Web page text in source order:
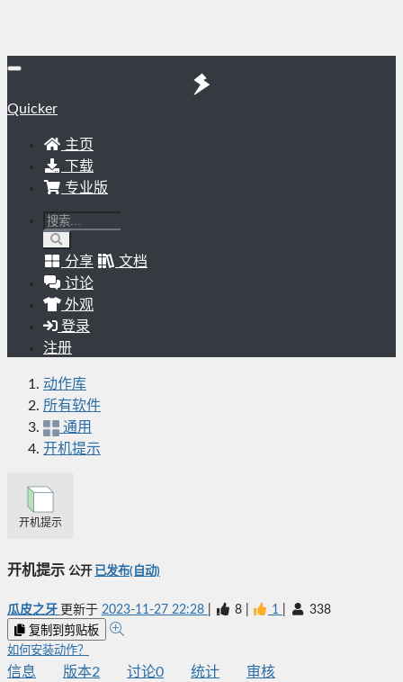
Quicker
主页
下载
专业版
分享
文档
讨论
外观
登录
注册
动作库
所有软件
通用
开机提示
开机提示
开机提示 公开 已发布(自动)
瓜皮之牙 更新于 2023-11-27 22:28 8 1 338
复制到剪贴板
如何安装动作？
信息 版本2 讨论0 统计 审核